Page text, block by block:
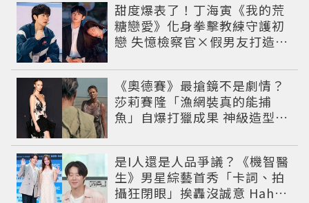
甜度爆表了！丁海寅《我的荒
糖戀愛》化身拳擊教練守護初
戀 失憶檢察官×假男友打造今
《奧德賽》最搶鏡不是劇情？
莎莉賽隆「漁網裝真的能捕
魚」自爆打獵成果 神級造型美
是I人還是人品爭議？《機智醫
生》男星綜藝首秀「卡詞、拍
攝狂閉眼」挨轟沒誠意 Haha